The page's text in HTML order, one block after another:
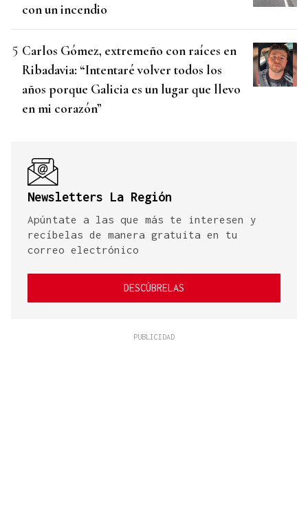
con un incendio
Carlos Gómez, extremeño con raíces en
Ribadavia: “Intentaré volver todos los
años porque Galicia es un lugar que llevo
en mi corazón”
Newsletters La Región
Apúntate a las que más te interesen y
recíbelas de manera gratuita en tu
correo electrónico
DESCÚBRELAS